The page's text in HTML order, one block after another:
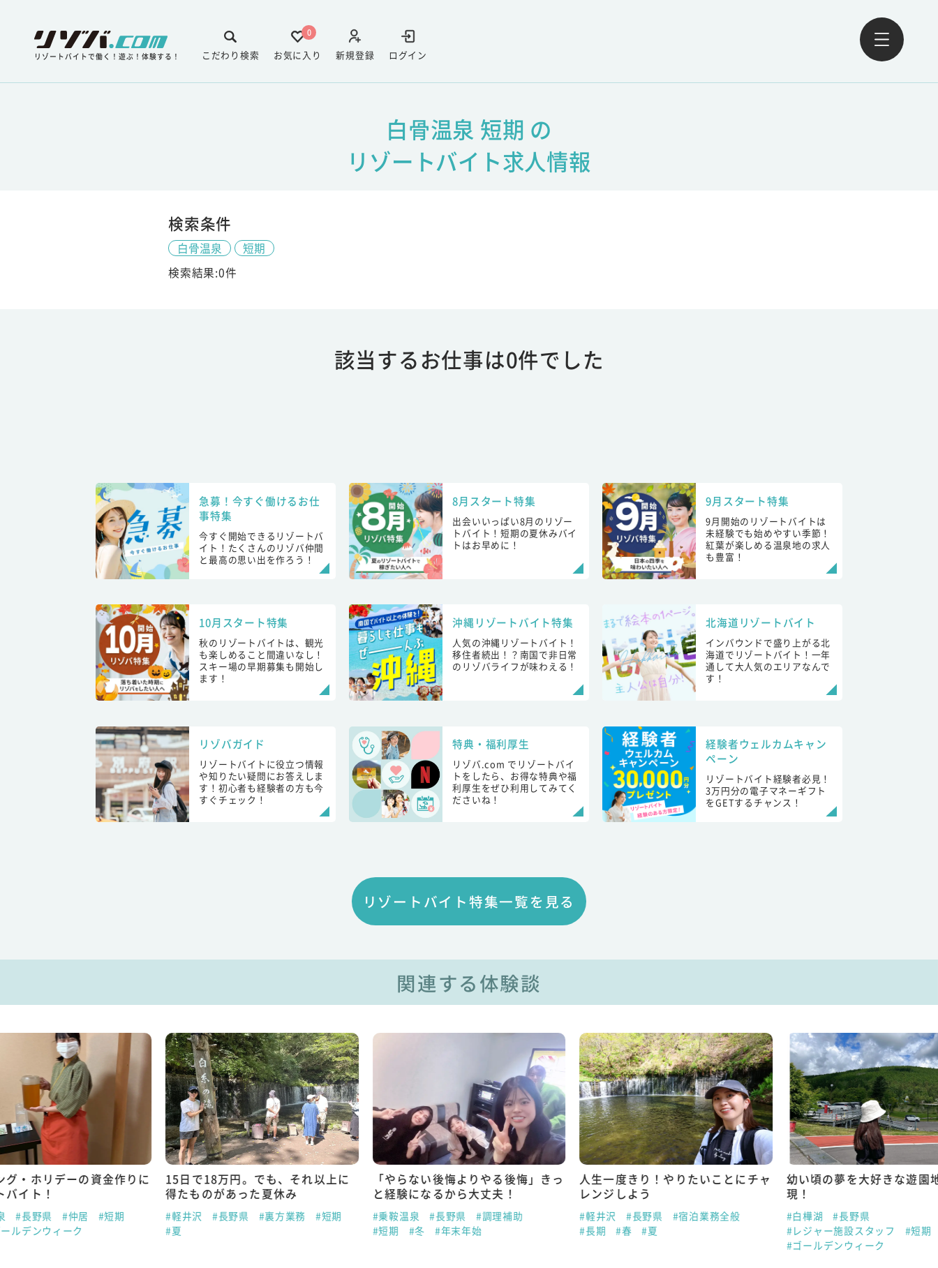
リゾートバイトで働く！遊ぶ！体験する！ ログイン
新規登録
0
お気に入り
こだわり検索
白骨温泉 短期 の
リゾートバイト求人情報
検索条件
白骨温泉
短期
検索結果:0件
該当するお仕事は0件でした
急募！今すぐ働けるお仕
事特集
今すぐ開始できるリゾートバ
イト！たくさんのリゾバ仲間
と最高の思い出を作ろう！
8月スタート特集
出会いいっぱい8月のリゾー
トバイト！短期の夏休みバイ
トはお早めに！
9月スタート特集
9月開始のリゾートバイトは
未経験でも始めやすい季節！
紅葉が楽しめる温泉地の求人
も豊富！
10月スタート特集
秋のリゾートバイトは、観光
も楽しめること間違いなし！
スキー場の早期募集も開始し
ます！
沖縄リゾートバイト特集
人気の沖縄リゾートバイト！
移住者続出！？南国で非日常
のリゾバライフが味わえる！
北海道リゾートバイト
インバウンドで盛り上がる北
海道でリゾートバイト！一年
通して大人気のエリアなんで
す！
リゾバガイド
リゾートバイトに役立つ情報
や知りたい疑問にお答えしま
す！初心者も経験者の方も今
すぐチェック！
特典・福利厚生
リゾバ.com でリゾートバイ
トをしたら、お得な特典や福
利厚生をぜひ利用してみてく
ださいね！
経験者ウェルカムキャン
ペーン
リゾートバイト経験者必見！
3万円分の電子マネーギフト
をGETするチャンス！
リゾートバイト特集一覧を見る
関連する体験談
グ・ホリデーの資金作りに
バイト！
#長野県 #仲居
#短期
ルデンウィーク
15日で18万円。でも、それ以上に
得たものがあった夏休み
#軽井沢 #長野県 #裏方業務
#短期
#夏
「やらない後悔よりやる後悔」きっ
と経験になるから大丈夫！
#乗鞍温泉 #長野県
#調理補助
#短期
#冬 #年末年始
人生一度きり！やりたいことにチャ
レンジしよう
#軽井沢 #長野県
#宿泊業務全般
#長期
#春 #夏
幼い頃の夢を大好きな遊園
現！
#白樺湖
#長野県
#レジャー施設スタッフ
#短期
#ゴールデンウィーク